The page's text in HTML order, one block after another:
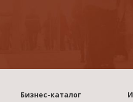
Бизнес-каталог